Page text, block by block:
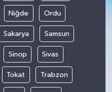
Niğde Ordu
Sakarya Samsun
Sinop Sivas
Tokat Trabzon